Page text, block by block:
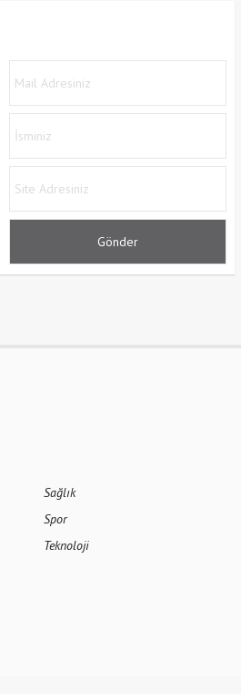
Sağlık
Spor
Teknoloji